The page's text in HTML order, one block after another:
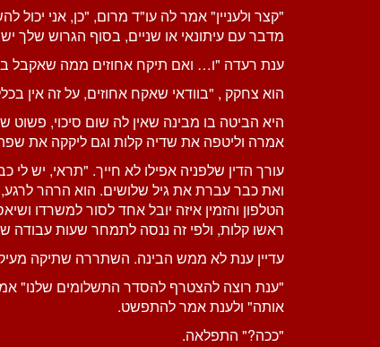
"קצר ולעניין" אמר לה עו"ד מרום, "כן, אני
מדבר עם עיתונאי או שניים, בסוף הגרוש שלך
ענת רעדה "ו… ואם תיקח אחוזים ממה שאקבל
הוא צחקק , "בוודאי שאקח אחוזים, על זה אין
היא הביטה בו מבינה שאין לה שום סיכוי,
אמרה וליטפה את שדיה קלות וגם ליקקה את
עורך הדין שלפניה אפילו לא חייך. "תראי,
ואת כבר עברת את גיל שלושים. הוא הרהר לרגע,
הטלפון והזמין איזה יובל אחד לסור למשרדו
ראשו קלות, ולפי זה ננסה לתמחר שעות עבודה
עדיין ענת לא ממש הבינה. השתררה שתיקה
"ענת רוצה להצטרף להסדר התשלומים שלנו"
אותה" ולענת אמר להתפשט.
"ככה?" התפלאה.